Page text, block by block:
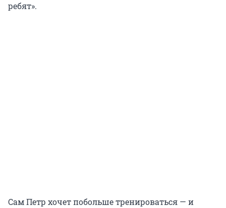
ребят».
Сам Петр хочет побольше тренироваться — и